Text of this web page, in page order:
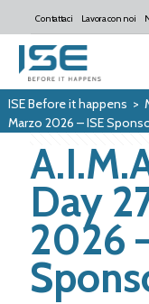
Contattaci Lavora con noi
ISE Before it happens >
Marzo 2026 – ISE
Day
2026